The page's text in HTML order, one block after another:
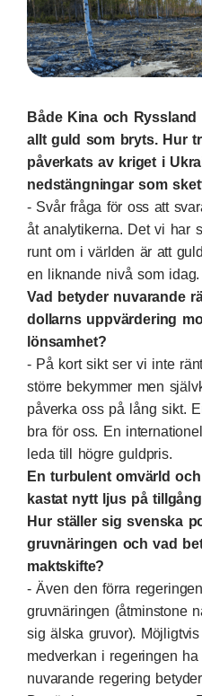
Både Kina och
allt guld som bryts. Hur
påverkats av kriget i
nedstängningar som
- Svår fråga för oss att
åt analytikerna. Det vi har
runt om i världen är att
en liknande nivå som idag.
Vad betyder nuvarande
dollarns uppvärdering
lönsamhet?
- På kort sikt ser vi inte
större bekymmer men
påverka oss på lång sikt.
bra för oss. En
leda till högre guldpris.
En turbulent omvärld
kastat nytt ljus på
Hur ställer sig svenska
gruvnäringen och vad
maktskifte?
- Även den förra
gruvnäringen (åtminstone
sig älska gruvor).
medverkan i regeringen
nuvarande regering